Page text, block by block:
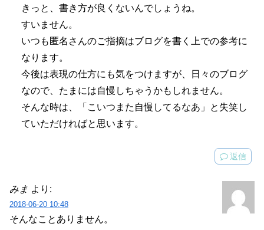
きっと、書き方が良くないんでしょうね。
すいません。
いつも匿名さんのご指摘はブログを書く上での参考に
なります。
今後は表現の仕方にも気をつけますが、日々のブログ
なので、たまには自慢しちゃうかもしれません。
そんな時は、「こいつまた自慢してるなあ」と失笑し
ていただければと思います。
返信
みま より:
2018-06-20 10:48
そんなことありません。